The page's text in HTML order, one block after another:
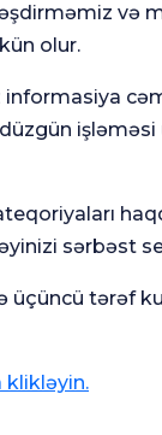
yaxşıdır?
və
olur.
informasiya
işləməsi
sərbəst
üçüncü tərəf
klikləyin.